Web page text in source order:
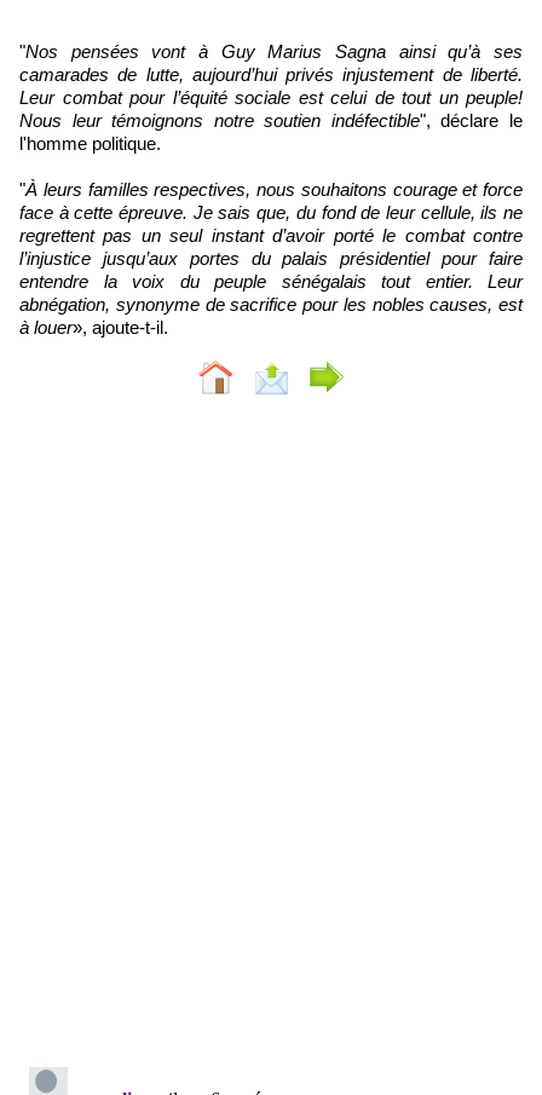
"Nos pensées vont à Guy Marius Sagna ainsi qu’à ses
camarades de lutte, aujourd’hui privés injustement de liberté.
Leur combat pour l’équité sociale est celui de tout un peuple!
Nous leur témoignons notre soutien indéfectible", déclare le
l'homme politique.
"À leurs familles respectives, nous souhaitons courage et force
face à cette épreuve. Je sais que, du fond de leur cellule, ils ne
regrettent pas un seul instant d’avoir porté le combat contre
l’injustice jusqu’aux portes du palais présidentiel pour faire
entendre la voix du peuple sénégalais tout entier. Leur
abnégation, synonyme de sacrifice pour les nobles causes, est
à louer», ajoute-t-il.